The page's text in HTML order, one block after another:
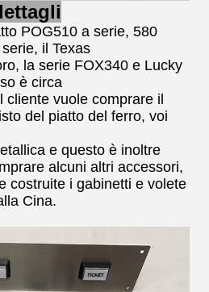
POG510 a serie, 580
il Texas
la serie FOX340 e Lucky
è circa
vuole comprare il
del piatto del ferro, voi
e questo è inoltre
alcuni altri accessori,
costruite i gabinetti e volete
Cina.